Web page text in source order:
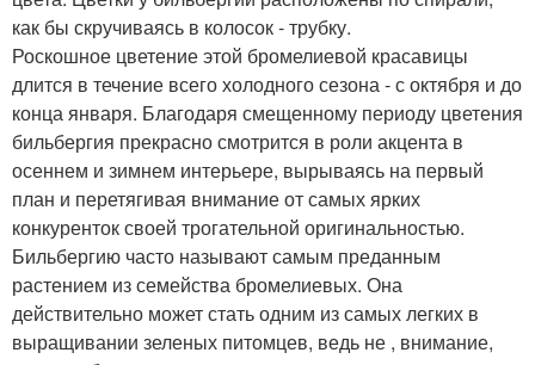
как бы скручиваясь в колосок - трубку.
Роскошное цветение этой бромелиевой красавицы
длится в течение всего холодного сезона - с октября и до
конца января. Благодаря смещенному периоду цветения
бильбергия прекрасно смотрится в роли акцента в
осеннем и зимнем интерьере, вырываясь на первый
план и перетягивая внимание от самых ярких
конкуренток своей трогательной оригинальностью.
Бильбергию часто называют самым преданным
растением из семейства бромелиевых. Она
действительно может стать одним из самых легких в
выращивании зеленых питомцев, ведь не , внимание,